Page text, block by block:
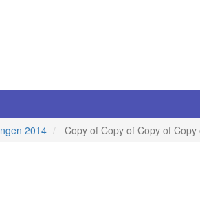
2014 Copy of Copy of Copy of